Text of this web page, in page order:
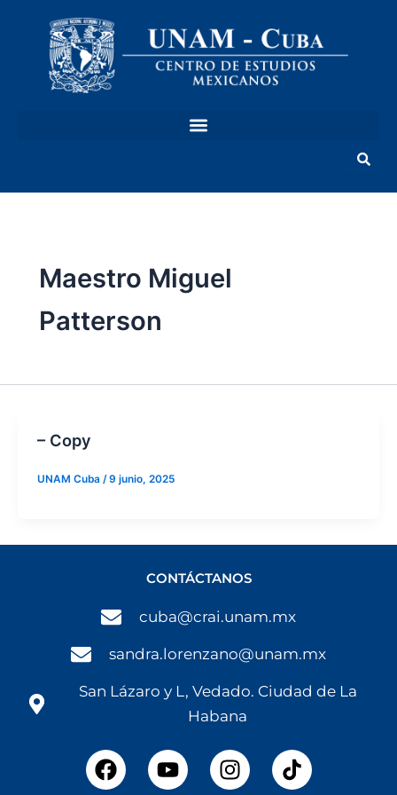
contenido
Maestro Miguel
Patterson
– Copy
UNAM Cuba /9 junio, 2025
CONTÁCTANOS
cuba@crai.unam.mx
sandra.lorenzano@unam.mx
San Lázaro y L, Vedado. Ciudad de La
Habana
F
a
Y
o
I
n